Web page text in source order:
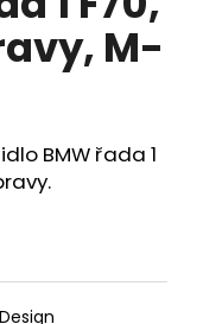
M-
BMW řada 1